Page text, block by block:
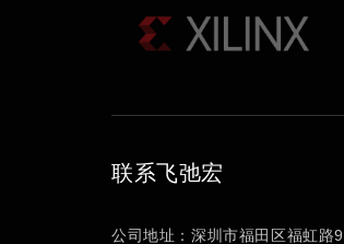
联系飞弛宏
公司地址：深圳市福田区福虹路